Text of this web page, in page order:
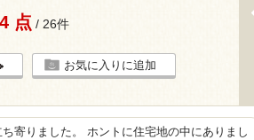
点 / 26件
お気に入りに追加
寄りました。 ホントに住宅地の中にありまし